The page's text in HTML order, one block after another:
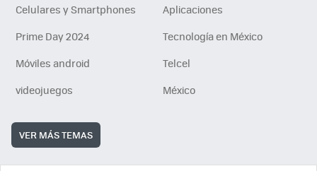
Celulares y Smartphones
Aplicaciones
Prime Day 2024
Tecnología en México
Móviles android
Telcel
videojuegos
México
VER MÁS TEMAS